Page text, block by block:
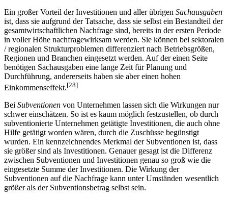
Ein großer Vorteil der Investitionen und aller übrigen Sachausgaben
ist, dass sie aufgrund der Tatsache, dass sie selbst ein Bestandteil der
gesamtwirtschaftlichen Nachfrage sind, bereits in der ersten Periode
in voller Höhe nachfragewirksam werden. Sie können bei sektoralen
/ regionalen Strukturproblemen differenziert nach Betriebsgrößen,
Regionen und Branchen eingesetzt werden. Auf der einen Seite
benötigen Sachausgaben eine lange Zeit für Planung und
Durchführung, andererseits haben sie aber einen hohen
Einkommenseffekt.[28]
Bei Subventionen von Unternehmen lassen sich die Wirkungen nur
schwer einschätzen. So ist es kaum möglich festzustellen, ob durch
subventionierte Unternehmen getätigte Investitionen, die auch ohne
Hilfe getätigt worden wären, durch die Zuschüsse begünstigt
wurden. Ein kennzeichnendes Merkmal der Subventionen ist, dass
sie größer sind als Investitionen. Genauer gesagt ist die Differenz
zwischen Subventionen und Investitionen genau so groß wie die
eingesetzte Summe der Investitionen. Die Wirkung der
Subventionen auf die Nachfrage kann unter Umständen wesentlich
größer als der Subventionsbetrag selbst sein.